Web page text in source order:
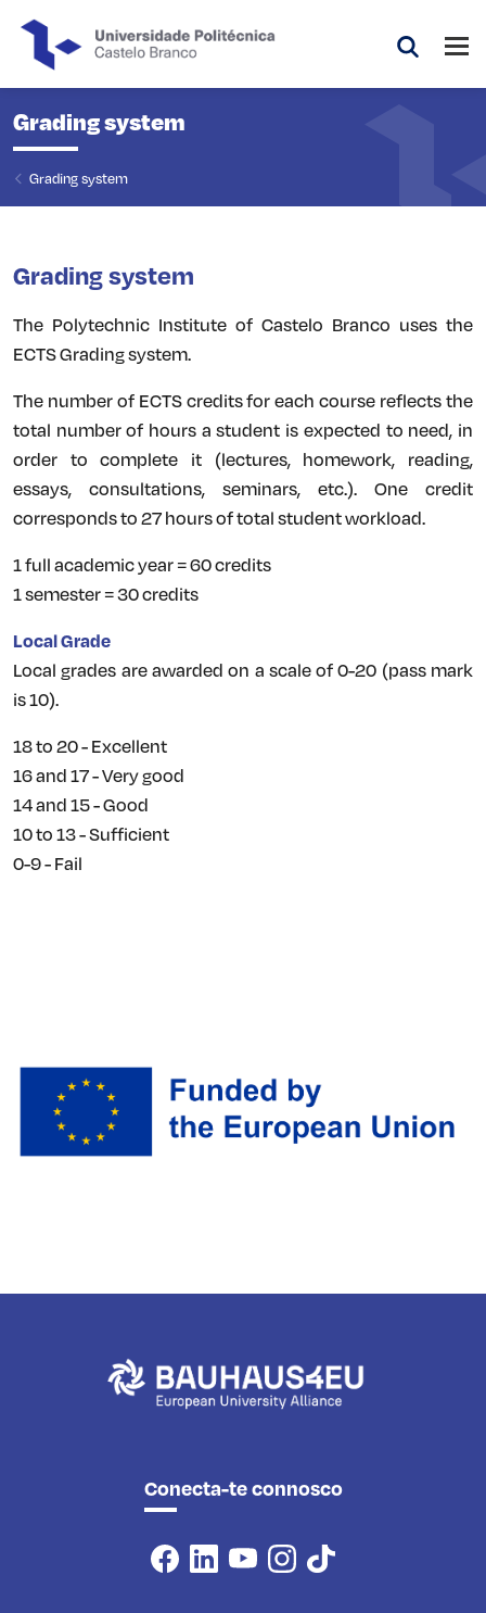
Grading system
Grading system
Grading system
The Polytechnic Institute of Castelo Branco uses the
ECTS Grading system.
The number of ECTS credits for each course reflects the
total number of hours a student is expected to need, in
order to complete it (lectures, homework, reading,
essays, consultations, seminars, etc.). One credit
corresponds to 27 hours of total student workload.
1 full academic year = 60 credits
1 semester = 30 credits
Local Grade
Local grades are awarded on a scale of 0-20 (pass mark
is 10).
18 to 20 - Excellent
16 and 17 - Very good
14 and 15 - Good
10 to 13 - Sufficient
0-9 - Fail
Conecta-te connosco